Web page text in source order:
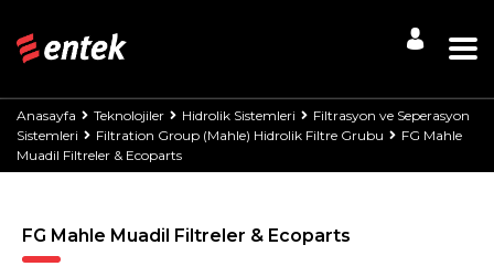
Anasayfa Teknolojiler Hidrolik Sistemleri
Filtrasyon ve Seperasyon
Sistemleri
Filtration Group (Mahle) Hidrolik Filtre Grubu
FG Mahle
Muadil Filtreler & Ecoparts
FG Mahle Muadil Filtreler & Ecoparts